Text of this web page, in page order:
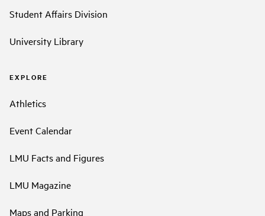
Student Affairs Division
University Library
EXPLORE
Athletics
Event Calendar
LMU Facts and Figures
LMU Magazine
Maps and Parking